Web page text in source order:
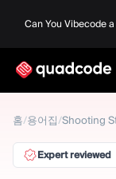
홈/용어집/Shooting
Expert reviewed
한국어